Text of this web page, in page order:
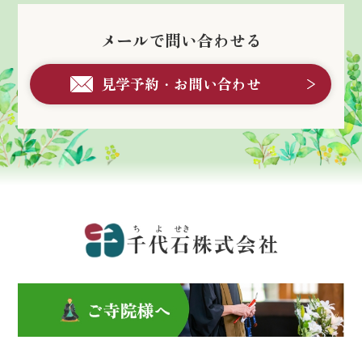
メールで問い合わせる
見学予約・お問い合わせ